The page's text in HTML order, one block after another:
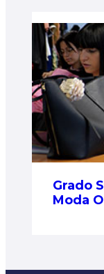
Grado
Moda